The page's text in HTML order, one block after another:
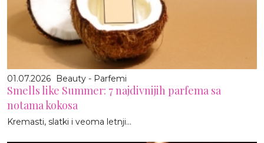
01.07.2026 Beauty - Parfemi
Smells like Summer: 7 najdivnijih parfema sa
notama kokosa
Kremasti, slatki i veoma letnji...